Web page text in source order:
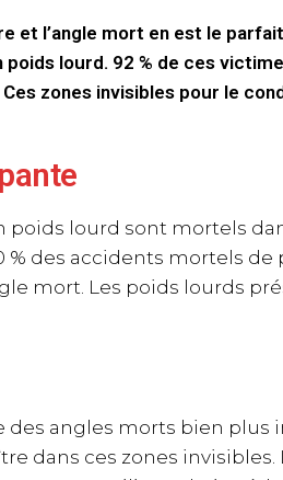
et l’angle mort en est le
lourd. 92 % de ces
zones invisibles pour le
lourd sont mortels
% des accidents mortels de
mort. Les poids lourds
des angles morts bien
dans ces zones